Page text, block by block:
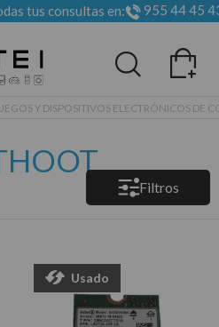
tus consultas en: 955 44 45
Y DISPOSITIVOS ELECTRÓNICOS DE
Filtros
Usado